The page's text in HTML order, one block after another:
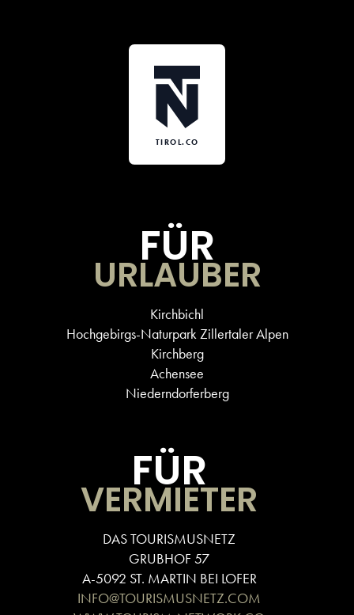
TIROL.CO
FÜR
URLAUBER
Kirchbichl
Hochgebirgs-Naturpark Zillertaler Alpen
Kirchberg
Achensee
Niederndorferberg
FÜR
VERMIETER
DAS TOURISMUSNETZ
GRUBHOF 57
A-5092 ST. MARTIN BEI LOFER
INFO@TOURISMUSNETZ.COM